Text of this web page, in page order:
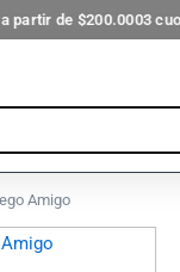
partir de $200.0003
Amigo